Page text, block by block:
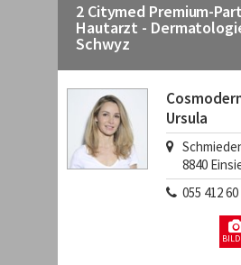
2 Citymed Premium-
Hautarzt -
Schwyz
Ursula
8840
055 412